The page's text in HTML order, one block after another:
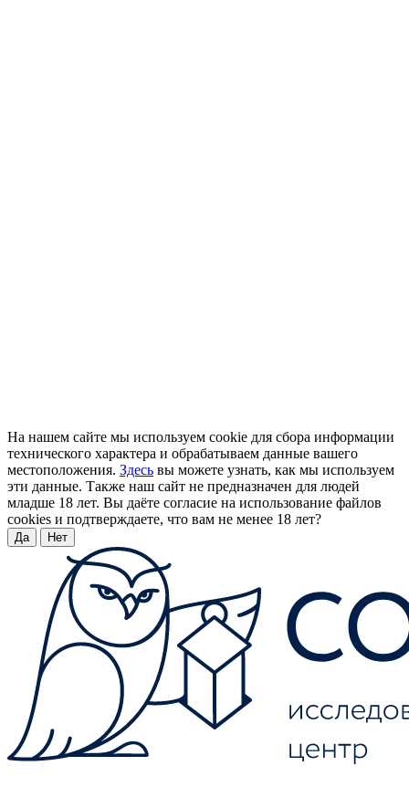
На нашем сайте мы используем cookie для сбора информации
технического характера и обрабатываем данные вашего
местоположения. Здесь вы можете узнать, как мы используем
эти данные. Также наш сайт не предназначен для людей
младше 18 лет. Вы даёте согласие на использование файлов
cookies и подтверждаете, что вам не менее 18 лет?
Да Нет